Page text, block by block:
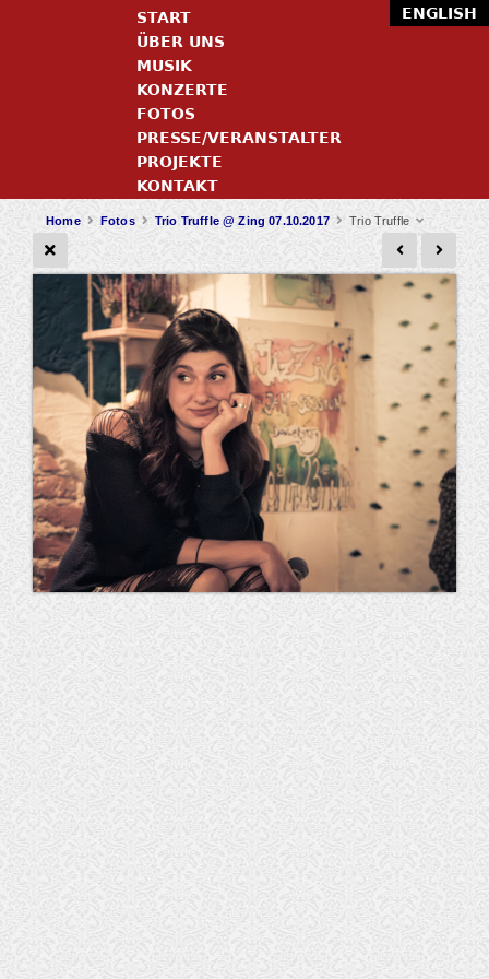
Home Fotos Trio Truffle @ Zing 07.10.2017 Trio Truffle
START
ÜBER UNS
MUSIK
KONZERTE
FOTOS
PRESSE/VERANSTALTER
PROJEKTE
KONTAKT
ENGLISH